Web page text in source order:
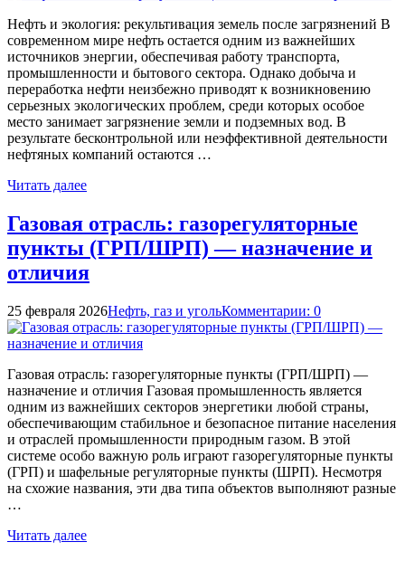
Нефть и экология: рекультивация земель после загрязнений В
современном мире нефть остается одним из важнейших
источников энергии, обеспечивая работу транспорта,
промышленности и бытового сектора. Однако добыча и
переработка нефти неизбежно приводят к возникновению
серьезных экологических проблем, среди которых особое
место занимает загрязнение земли и подземных вод. В
результате бесконтрольной или неэффективной деятельности
нефтяных компаний остаются …
Читать далее
Газовая отрасль: газорегуляторные
пункты (ГРП/ШРП) — назначение и
отличия
25 февраля 2026Нефть, газ и угольКомментарии: 0
Газовая отрасль: газорегуляторные пункты (ГРП/ШРП) —
назначение и отличия Газовая промышленность является
одним из важнейших секторов энергетики любой страны,
обеспечивающим стабильное и безопасное питание населения
и отраслей промышленности природным газом. В этой
системе особо важную роль играют газорегуляторные пункты
(ГРП) и шафельные регуляторные пункты (ШРП). Несмотря
на схожие названия, эти два типа объектов выполняют разные
…
Читать далее